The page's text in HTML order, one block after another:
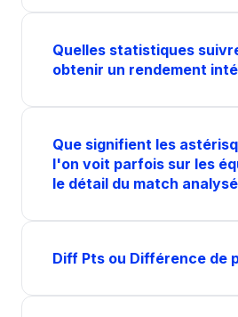
Quelles statistiques
obtenir un rendement
Que signifient les
l'on voit parfois sur les
le détail du match
Diff Pts ou Différence de